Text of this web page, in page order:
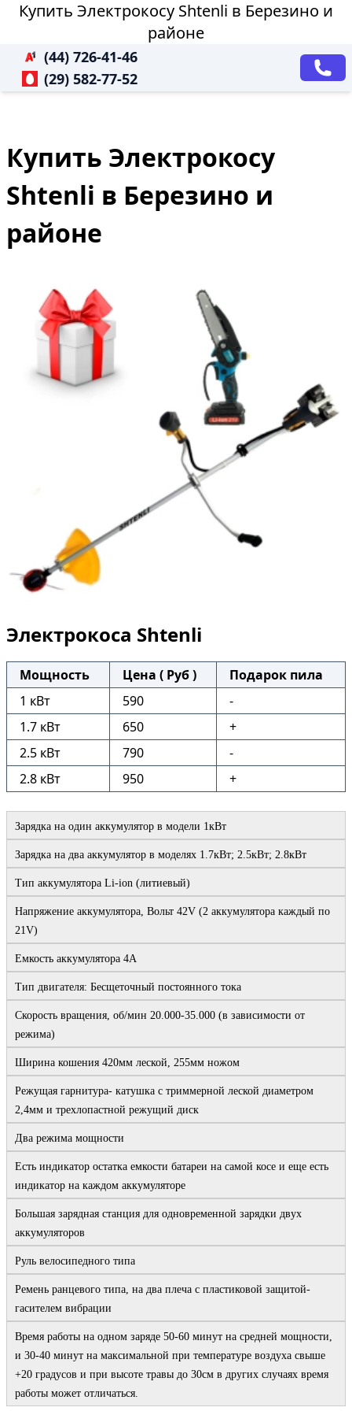
Купить Электрокосу Shtenli в Березино и
районе
(44) 726-41-46
(29) 582-77-52
Купить Электрокосу
Shtenli в Березино и
районе
Электрокоса Shtenli
Мощность Цена ( Руб )
Подарок пила
1 кВт
590
-
1.7 кВт
650
+
2.5 кВт
790
-
2.8 кВт
950 +
Зарядка на один аккумулятор в модели 1кВт
Зарядка на два аккумулятор в моделях 1.7кВт; 2.5кВт; 2.8кВт
Тип аккумулятора Li-ion (литиевый)
Напряжение аккумулятора, Вольт 42V (2 аккумулятора каждый по
21V)
Емкость аккумулятора 4А
Тип двигателя: Бесщеточный постоянного тока
Скорость вращения, об/мин 20.000-35.000 (в зависимости от
режима)
Ширина кошения 420мм леской, 255мм ножом
Режущая гарнитура- катушка с триммерной леской диаметром
2,4мм и трехлопастной режущий диск
Два режима мощности
Есть индикатор остатка емкости батареи на самой косе и еще есть
индикатор на каждом аккумуляторе
Большая зарядная станция для одновременной зарядки двух
аккумуляторов
Руль велосипедного типа
Ремень ранцевого типа, на два плеча с пластиковой защитой-
гасителем вибрации
Время работы на одном заряде 50-60 минут на средней мощности,
и 30-40 минут на максимальной при температуре воздуха свыше
+20 градусов и при высоте травы до 30см в других случаях время
работы может отличаться.